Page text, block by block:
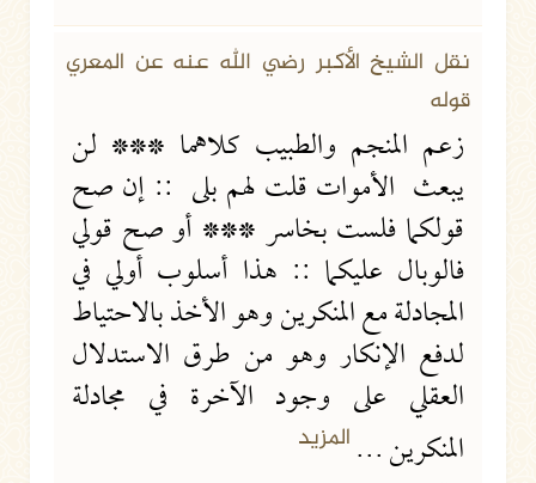
نقل الشيخ الأكبر رضي الله عنه عن المعري
قوله
زعم المنجم والطبيب كلاهما *** لن
يبعث الأموات قلت لهم بلى :: إن صح
قولكما فلست بخاسر *** أو صح قولي
فالوبال عليكما :: هذا أسلوب أولي في
المجادلة مع المنكرين وهو الأخذ بالاحتياط
لدفع الإنكار وهو من طرق الاستدلال
العقلي على وجود الآخرة في مجادلة
المنكرين ... المزيد